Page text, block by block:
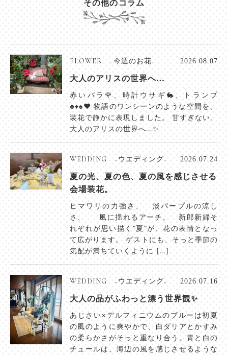
その他のコラム
FLOWER −今週のお花− 2026.08.07
大人のアリスの世界へ…
赤いバラ🌹、時計ウサギ🐇、トランプ
♣️♦️♠️♥️ 物語のワンシーンのような空間を、
装花で静かに表現しました。 甘すぎない、
大人のアリスの世界へ…✨
WEDDING −ウエディング− 2026.07.24
夏の光、夏の色、夏の風を感じさせる
会場装花。
ヒマワリの力強さ、 淡パープルの涼し
さ、 風に揺れるアーチ。 新郎新婦そ
れぞれが思い描く“夏”が、花の表情となっ
て広がります。 ゲストにも、そっと季節の
気配が満ちていくように […]
WEDDING −ウエディング− 2026.07.16
大人の品がふわっと漂う世界観✨
あじさい×デルフィニウムのブルーは初夏
の風のように爽やかで、白ダリアとかすみ
の柔らかさがそっと重なり合う。青と白の
チュールは、海辺の風を感じさせるような